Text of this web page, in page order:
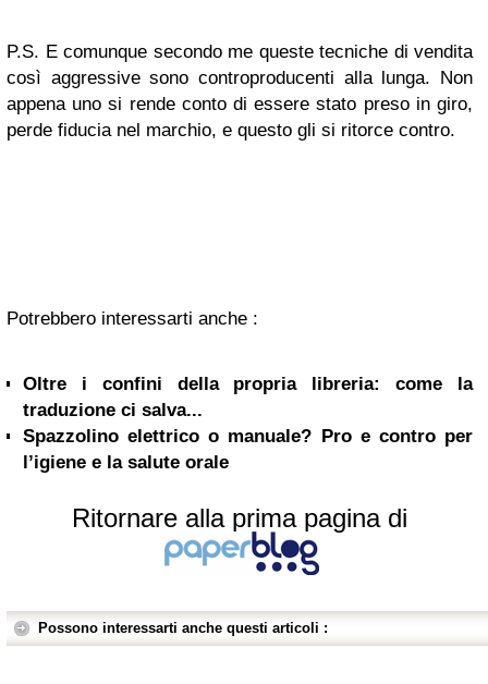
P.S. E comunque secondo me queste tecniche di vendita
così aggressive sono controproducenti alla lunga. Non
appena uno si rende conto di essere stato preso in giro,
perde fiducia nel marchio, e questo gli si ritorce contro.
Potrebbero interessarti anche :
Oltre i confini della propria libreria: come la
traduzione ci salva...
Spazzolino elettrico o manuale? Pro e contro per
l’igiene e la salute orale
Ritornare alla prima pagina di
Possono interessarti anche questi articoli :